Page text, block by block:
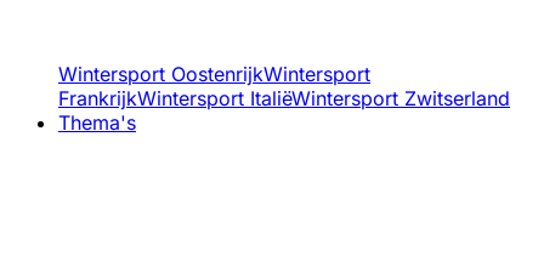
Wintersport OostenrijkWintersport
FrankrijkWintersport ItaliëWintersport Zwitserland
Thema's